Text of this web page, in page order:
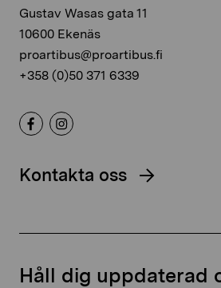
Gustav Wasas gata 11
10600 Ekenäs
proartibus@proartibus.fi
+358 (0)50 371 6339
Kontakta oss
Håll dig uppdaterad